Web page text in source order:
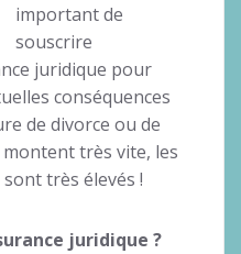
important de
souscrire
juridique pour
conséquences
de divorce ou de
très vite, les
très élevés !
juridique ?